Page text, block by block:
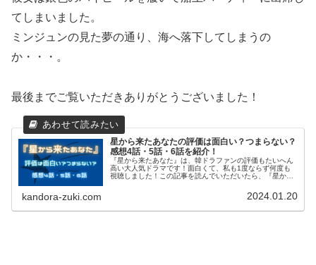
てしまいました。
ミンジュンの見た夢の通り、海へ落下してしまうの
か・・・。
最後までご覧いただきありがとうございました！
星から来たあなたの評価は面白い？つまらない？
感想4話・5話・6話を紹介！
『星から来たあなた』は、韓ドラファンの評価もたいへん
高い大人気ドラマです！面白くて、私も1度ならず何度も
視聴しました！この記事を読んでいただいたら、『星から
kandora-zuki.com 2024.01.20